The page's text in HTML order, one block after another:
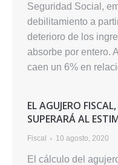
Seguridad Social,
debilitamiento a
deterioro de los
absorbe por entero.
caen un 6% en
EL AGUJERO
SUPERARÁ AL
Fiscal 10 agosto, 2020
El cálculo del